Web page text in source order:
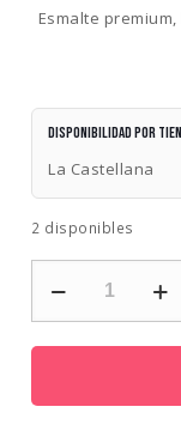
Esmalte
Disponibilidad por
La Castellana
2 disponibles
GC-
PRINCESS
CHARMING
cantidad